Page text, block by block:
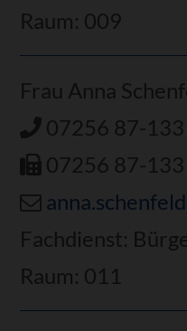
Raum: 009
Frau Anna
07256 87-133
07256 87-133
Fachdienst:
Raum: 011